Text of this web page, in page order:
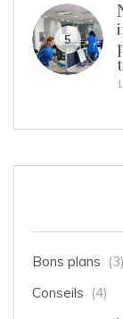
5
Bons plans (3)
Conseils (4)